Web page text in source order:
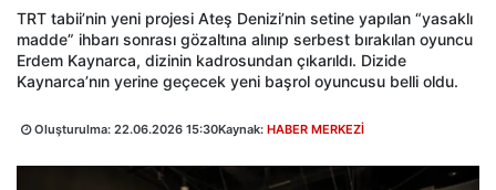
TRT tabii’nin yeni projesi Ateş Denizi’nin setine yapılan “yasaklı
madde” ihbarı sonrası gözaltına alınıp serbest bırakılan oyuncu
Erdem Kaynarca, dizinin kadrosundan çıkarıldı. Dizide
Kaynarca’nın yerine geçecek yeni başrol oyuncusu belli oldu.
Oluşturulma: 22.06.2026 15:30Kaynak: HABER MERKEZİ